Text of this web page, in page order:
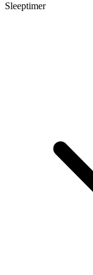
Sleeptimer